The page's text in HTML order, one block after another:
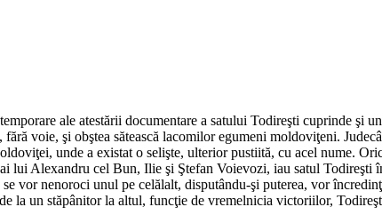
ale atestării documentare a satului Todireşti cuprinde şi
voie, şi obştea sătească lacomilor egumeni moldoviţeni.
unde a existat o selişte, ulterior pustiită, cu acel nume.
lui Alexandru cel Bun, Ilie şi Ştefan Voievozi, iau satul Todireşti
vor nenoroci unul pe celălalt, disputându-şi puterea, vor
la un stăpânitor la altul, funcţie de vremelnicia victoriilor,